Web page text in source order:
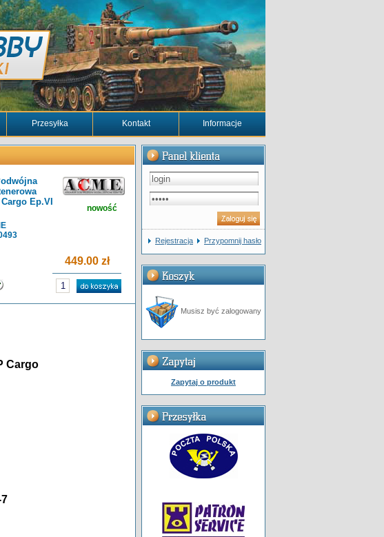
Przesyłka Kontakt Informacje
Ep.VI
449.00 zł
nowość
Cargo
Rejestracja Przypomnij hasło
Musisz być zalogowany
Zapytaj o produkt